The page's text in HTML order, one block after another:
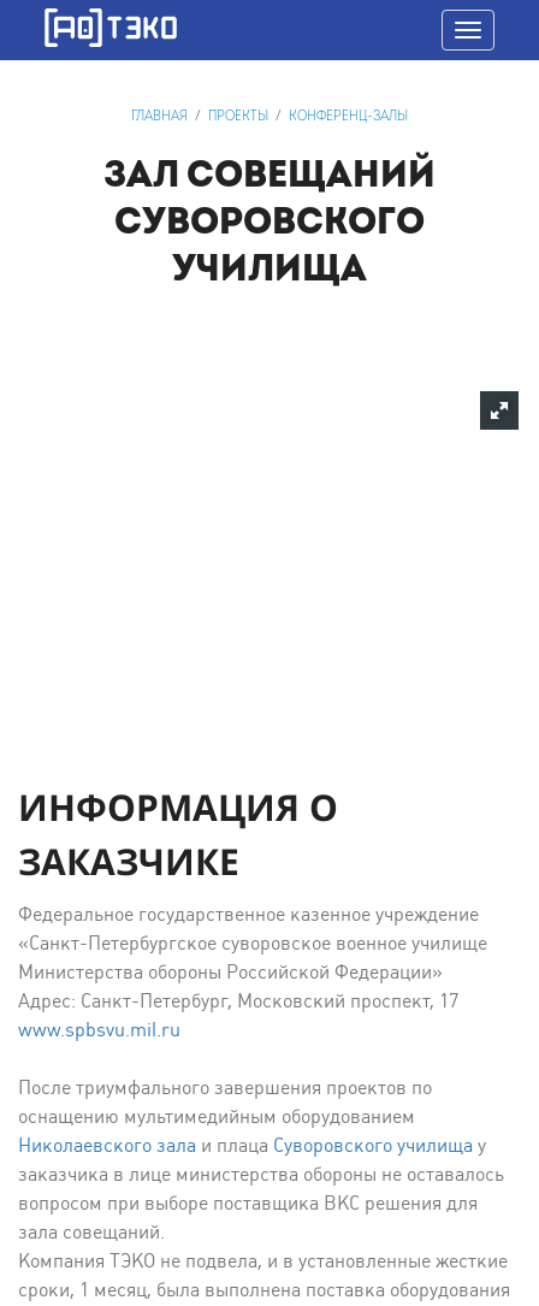
Toggle
ГЛАВНАЯ / ПРОЕКТЫ / КОНФЕРЕНЦ-ЗАЛЫ
ЗАЛ СОВЕЩАНИЙ
СУВОРОВСКОГО
УЧИЛИЩА
ИНФОРМАЦИЯ О
ЗАКАЗЧИКЕ
Федеральное государственное казенное учреждение
«Санкт-Петербургское суворовское военное училище
Министерства обороны Российской Федерации»
Адрес: Санкт-Петербург, Московский проспект, 17
www.spbsvu.mil.ru
После триумфального завершения проектов по
оснащению мультимедийным оборудованием
Николаевского зала и плаца Суворовского училища у
заказчика в лице министерства обороны не оставалось
вопросом при выборе поставщика ВКС решения для
зала совещаний.
Компания ТЭКО не подвела, и в установленные жесткие
сроки, 1 месяц, была выполнена поставка оборудования